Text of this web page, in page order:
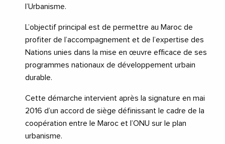
l’Urbanisme.
L’objectif principal est de permettre au Maroc de
profiter de l’accompagnement et de l’expertise des
Nations unies dans la mise en œuvre efficace de ses
programmes nationaux de développement urbain
durable.
Cette démarche intervient après la signature en mai
2016 d’un accord de siège définissant le cadre de la
coopération entre le Maroc et l’ONU sur le plan
urbanisme.